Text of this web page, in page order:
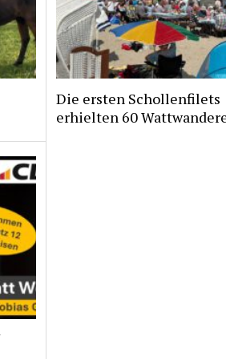
Die ersten Schollenfilets
erhielten 60